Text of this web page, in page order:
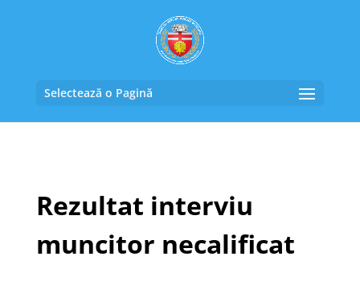
Selectează o Pagină
Rezultat interviu
muncitor necalificat